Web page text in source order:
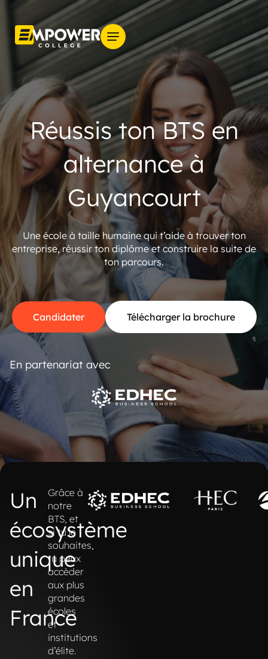
Réussis ton BTS en
alternance à
Guyancourt
Une école à taille humaine qui t’aide à trouver ton
entreprise, réussir ton diplôme et construire la suite de
ton parcours.
Candidater Télécharger la brochure
En partenariat avec
Un
écosystème
unique
en
France
Grâce à
notre
BTS, et
si tu le
souhaites,
tu peux
accèder
aux plus
grandes
écoles
et
institutions
d’élite.